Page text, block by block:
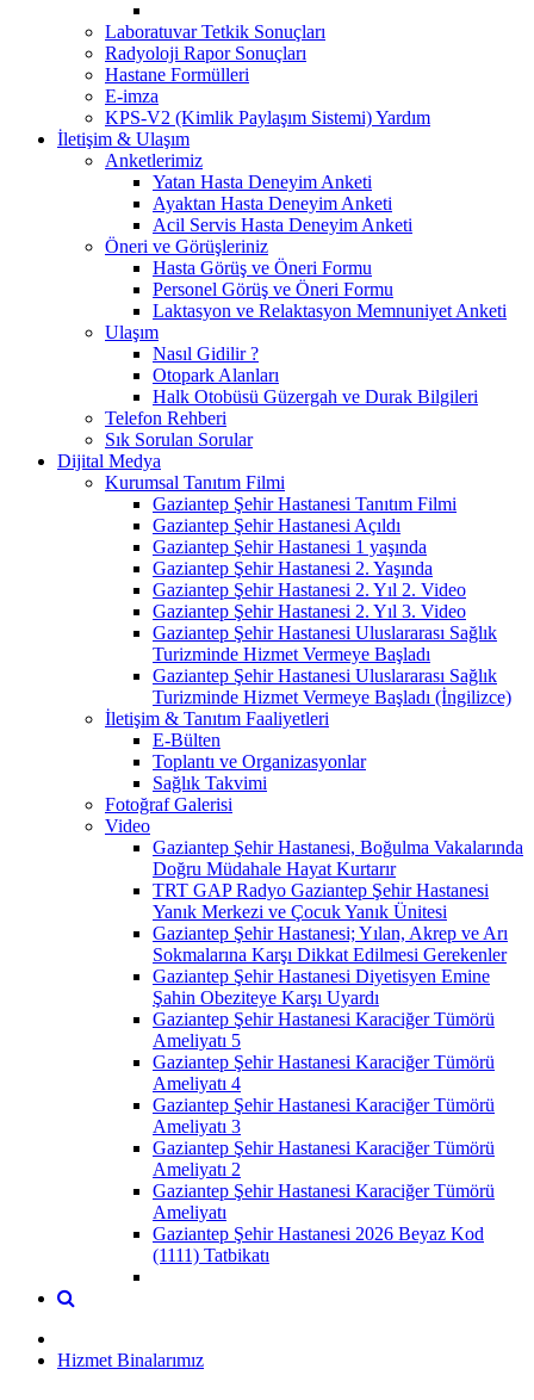
Laboratuvar Tetkik Sonuçları
Radyoloji Rapor Sonuçları
Hastane Formülleri
E-imza
KPS-V2 (Kimlik Paylaşım Sistemi) Yardım
İletişim & Ulaşım
Anketlerimiz
Yatan Hasta Deneyim Anketi
Ayaktan Hasta Deneyim Anketi
Acil Servis Hasta Deneyim Anketi
Öneri ve Görüşleriniz
Hasta Görüş ve Öneri Formu
Personel Görüş ve Öneri Formu
Laktasyon ve Relaktasyon Memnuniyet Anketi
Ulaşım
Nasıl Gidilir ?
Otopark Alanları
Halk Otobüsü Güzergah ve Durak Bilgileri
Telefon Rehberi
Sık Sorulan Sorular
Dijital Medya
Kurumsal Tanıtım Filmi
Gaziantep Şehir Hastanesi Tanıtım Filmi
Gaziantep Şehir Hastanesi Açıldı
Gaziantep Şehir Hastanesi 1 yaşında
Gaziantep Şehir Hastanesi 2. Yaşında
Gaziantep Şehir Hastanesi 2. Yıl 2. Video
Gaziantep Şehir Hastanesi 2. Yıl 3. Video
Gaziantep Şehir Hastanesi Uluslararası Sağlık
Turizminde Hizmet Vermeye Başladı
Gaziantep Şehir Hastanesi Uluslararası Sağlık
Turizminde Hizmet Vermeye Başladı (İngilizce)
İletişim & Tanıtım Faaliyetleri
E-Bülten
Toplantı ve Organizasyonlar
Sağlık Takvimi
Fotoğraf Galerisi
Video
Gaziantep Şehir Hastanesi, Boğulma Vakalarında
Doğru Müdahale Hayat Kurtarır
TRT GAP Radyo Gaziantep Şehir Hastanesi
Yanık Merkezi ve Çocuk Yanık Ünitesi
Gaziantep Şehir Hastanesi; Yılan, Akrep ve Arı
Sokmalarına Karşı Dikkat Edilmesi Gerekenler
Gaziantep Şehir Hastanesi Diyetisyen Emine
Şahin Obeziteye Karşı Uyardı
Gaziantep Şehir Hastanesi Karaciğer Tümörü
Ameliyatı 5
Gaziantep Şehir Hastanesi Karaciğer Tümörü
Ameliyatı 4
Gaziantep Şehir Hastanesi Karaciğer Tümörü
Ameliyatı 3
Gaziantep Şehir Hastanesi Karaciğer Tümörü
Ameliyatı 2
Gaziantep Şehir Hastanesi Karaciğer Tümörü
Ameliyatı
Gaziantep Şehir Hastanesi 2026 Beyaz Kod
(1111) Tatbikatı
Hizmet Binalarımız